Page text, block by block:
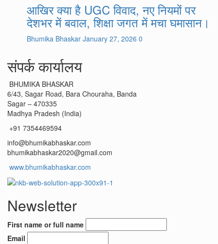
आखिर क्या है UGC विवाद, नए नियमों पर
देशभर में बवाल, शिक्षा जगत में मचा घमासान।
Bhumika Bhaskar January 27, 2026 0
संपर्क कार्यालय
BHUMIKA BHASKAR
6/43, Sagar Road, Bara Chouraha, Banda
Sagar – 470335
Madhya Pradesh (India)
+91 7354469594
info@bhumikabhaskar.com
bhumikabhaskar2020@gmail.com
www.bhumikabhaskar.com
Newsletter
First name or full name
Email